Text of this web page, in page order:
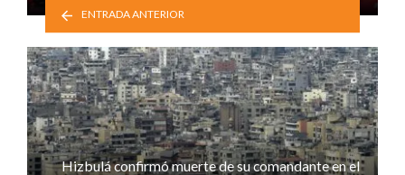
ENTRADA ANTERIOR
Hizbulá confirmó muerte de su comandante en el